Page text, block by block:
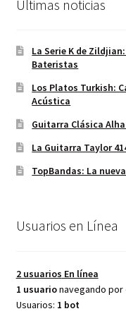
Últimas noticias
La Serie K de
Bateristas
Los Platos Turkish:
Acústica
Guitarra Clásica
La Guitarra Taylor
TopBandas: La
Usuarios en Línea
2 usuarios En línea
1 usuarionavegando por
Usuarios: 1 bot